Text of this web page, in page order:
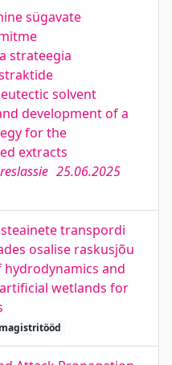
sügavate
strateegia
solvent
development of a
for the
extracts
25.06.2025
transpordi
osalise raskusjõu
and
wetlands for
magistritööd